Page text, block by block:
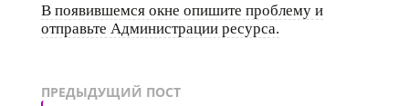
В появившемся окне опишите проблему и
отправьте Администрации ресурса.
ПРЕДЫДУЩИЙ ПОСТ